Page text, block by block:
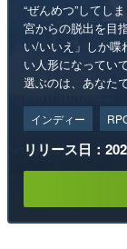
“ぜんめつ”してし
宮からの脱出を目
い/いいえ」しか喋
い人形になってい
選ぶのは、あなたで
インディー
リリース日：